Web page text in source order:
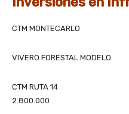
CTM
VIVERO FORESTAL
CTM
2.800.000